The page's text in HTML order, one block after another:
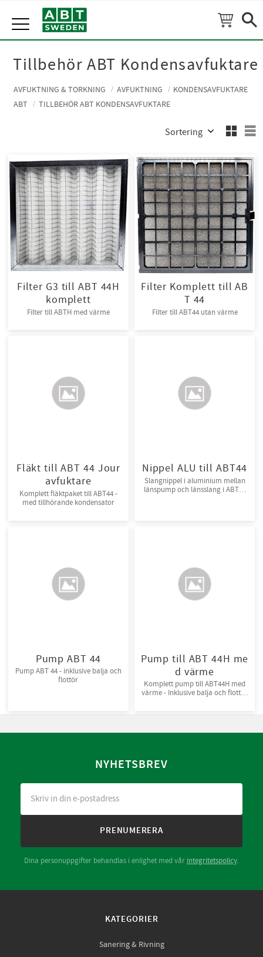
Meny
Tillbehör ABT Kondensavfuktare
AVFUKTNING & TORKNING AVFUKTNING
KONDENSAVFUKTARE
ABT
TILLBEHÖR ABT KONDENSAVFUKTARE
Välj sortering
Filter G3 till ABT 44H
komplett
Filter till ABTH med värme
Filter Komplett till AB
T 44
Filter till ABT44 utan värme
Fläkt till ABT 44 Jour
avfuktare
Komplett fläktpaket till ABT44 -
med tillhörande kondensator
Nippel ALU till ABT44
​Slangnippel i aluminium mellan
länspump och länsslang i ABT44
Pump ABT 44
Pump ABT 44 - inklusive balja och
flottör
Pump till ABT 44H me
d värme
Komplett pump till ABT44H med
värme - Inklusive balja och flottör
NYHETSBREV
PRENUMERERA
Dina personuppgifter behandlas i enlighet med vår integritetspolicy.
KATEGORIER
Sanering & Rivning